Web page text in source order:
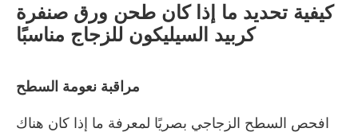
كيفية تحديد ما إذا كان طحن ورق صنفرة
كربيد السيليكون للزجاج مناسبًا
مراقبة نعومة السطح
افحص السطح الزجاجي بصريًا لمعرفة ما إذا كان هناك